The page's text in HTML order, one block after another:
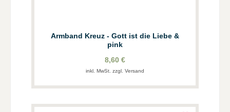
Armband Kreuz - Gott ist die Liebe &
pink
8,60 €
inkl. MwSt. zzgl. Versand